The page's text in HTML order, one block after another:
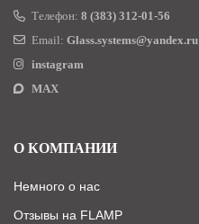
Телефон: 8 (383) 312-01-56
Email: Glass.systems@yandex.ru
instagram
MAX
О КОМПАНИИ
Немного о нас
Отзывы на FLAMP